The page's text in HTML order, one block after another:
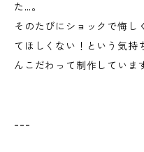
た…。
そのたびにショックで悔し
てほしくない！という気持
んこだわって制作していま
---